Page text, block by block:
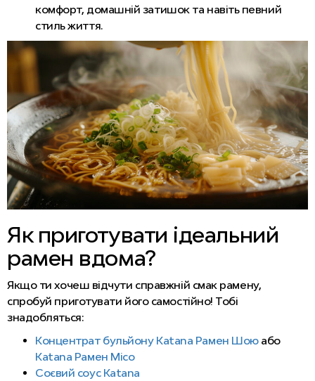
комфорт, домашній затишок та навіть певний
стиль життя.
Як приготувати ідеальний
рамен вдома?
Якщо ти хочеш відчути справжній смак рамену,
спробуй приготувати його самостійно! Тобі
знадобляться:
Концентрат бульйону Katana Рамен Шоюабо
Katana Рамен Місо
Соєвий соус Katana